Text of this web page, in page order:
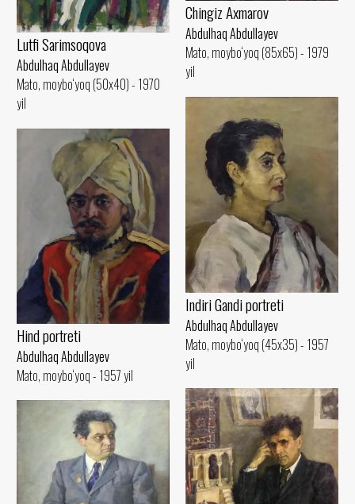
Chingiz Axmarov
Abdulhaq Abdullayev
Mato, moybo‘yoq (85x65) - 1979
yil
Lutfi Sarimsoqova
Abdulhaq Abdullayev
Mato, moybo‘yoq (50x40) - 1970
yil
Indiri Gandi portreti
Abdulhaq Abdullayev
Mato, moybo‘yoq (45x35) - 1957
yil
Hind portreti
Abdulhaq Abdullayev
Mato, moybo‘yoq - 1957 yil